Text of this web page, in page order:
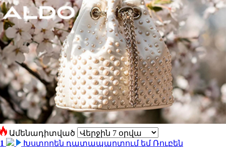
Ամենադիտված
1
Խստորեն դատապարտում եմ Ռուբեն